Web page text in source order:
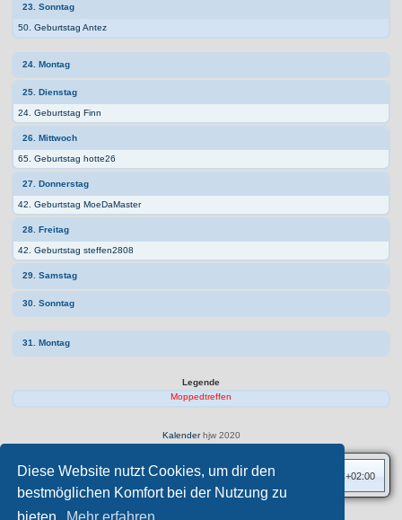
Diese Website nutzt Cookies, um dir den
bestmöglichen Komfort bei der Nutzung zu
23. Sonntag
50. Geburtstag Antez
24. Montag
25. Dienstag
24. Geburtstag Finn
26. Mittwoch
65. Geburtstag hotte26
27. Donnerstag
42. Geburtstag MoeDaMaster
28. Freitag
42. Geburtstag steffen2808
29. Samstag
30. Sonntag
31. Montag
Legende
Moppedtreffen
Kalenderhjw 2020
Foren-Übersicht Alle Zeiten sind UTC+02:00